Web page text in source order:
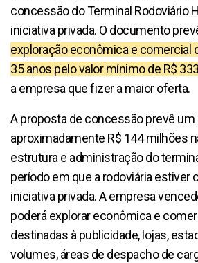
concessão do Terminal Rodoviário
iniciativa privada. O documento
exploração econômica e comercial
35 anos pelo valor mínimo de R$
a empresa que fizer a maior oferta.
A proposta de concessão prevê
aproximadamente R$ 144 milhões
estrutura e administração do
período em que a rodoviária estiver
iniciativa privada. A empresa
poderá explorar econômica e
destinadas à publicidade, lojas,
volumes, áreas de despacho de